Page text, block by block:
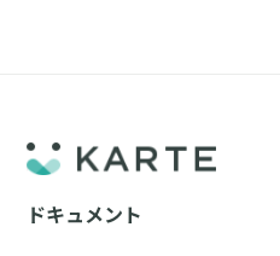
ドキュメント